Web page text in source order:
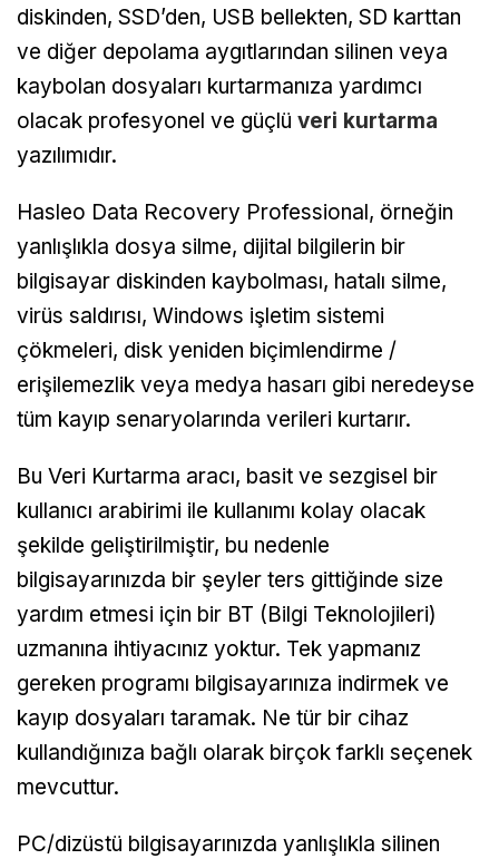
diskinden, SSD’den, USB bellekten, SD karttan
ve diğer depolama aygıtlarından silinen veya
kaybolan dosyaları kurtarmanıza yardımcı
olacak profesyonel ve güçlü veri kurtarma
yazılımıdır.
Hasleo Data Recovery Professional, örneğin
yanlışlıkla dosya silme, dijital bilgilerin bir
bilgisayar diskinden kaybolması, hatalı silme,
virüs saldırısı, Windows işletim sistemi
çökmeleri, disk yeniden biçimlendirme /
erişilemezlik veya medya hasarı gibi neredeyse
tüm kayıp senaryolarında verileri kurtarır.
Bu Veri Kurtarma aracı, basit ve sezgisel bir
kullanıcı arabirimi ile kullanımı kolay olacak
şekilde geliştirilmiştir, bu nedenle
bilgisayarınızda bir şeyler ters gittiğinde size
yardım etmesi için bir BT (Bilgi Teknolojileri)
uzmanına ihtiyacınız yoktur. Tek yapmanız
gereken programı bilgisayarınıza indirmek ve
kayıp dosyaları taramak. Ne tür bir cihaz
kullandığınıza bağlı olarak birçok farklı seçenek
mevcuttur.
PC/dizüstü bilgisayarınızda yanlışlıkla silinen